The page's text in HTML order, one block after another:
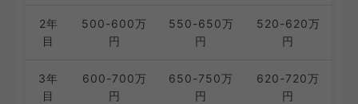
2年
目
500-600万
円
550-650万
円
520-620万
円
3年
目
600-700万
円
650-750万
円
620-720万
円